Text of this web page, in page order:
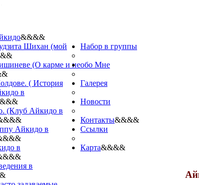
&&&&
Шихан (мой
(О карме и не
( История
в
(Клуб Айкидо в
Набор в группы
Айкидо в
в
в
обо Мне
Галерея
Новости
Контакты&&&&
Ссылки
Карта&&&&